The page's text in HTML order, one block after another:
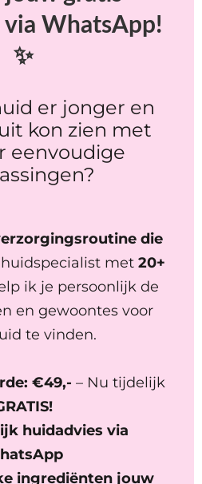
via WhatsApp!
✨
er jonger en
kon zien met
eenvoudige
die
huidspecialist met 20+
ik je persoonlijk de
en gewoontes voor
te vinden.
€49,- – Nu tijdelijk
huidadvies via
ingrediënten jouw